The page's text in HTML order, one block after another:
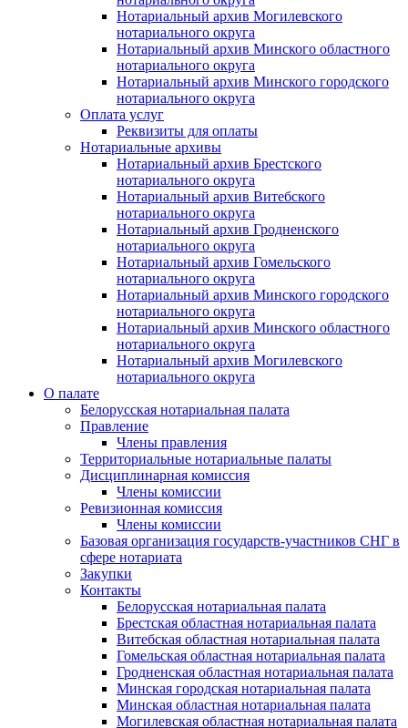
Нотариальный архив Могилевского
нотариального округа
Нотариальный архив Минского областного
нотариального округа
Нотариальный архив Минского городского
нотариального округа
Оплата услуг
Реквизиты для оплаты
Нотариальные архивы
Нотариальный архив Брестского
нотариального округа
Нотариальный архив Витебского
нотариального округа
Нотариальный архив Гродненского
нотариального округа
Нотариальный архив Гомельского
нотариального округа
Нотариальный архив Минского городского
нотариального округа
Нотариальный архив Минского областного
нотариального округа
Нотариальный архив Могилевского
нотариального округа
О палате
Белорусская нотариальная палата
Правление
Члены правления
Территориальные нотариальные палаты
Дисциплинарная комиссия
Члены комиссии
Ревизионная комиссия
Члены комиссии
Базовая организация государств-участников СНГ в
сфере нотариата
Закупки
Контакты
Белорусская нотариальная палата
Брестская областная нотариальная палата
Витебская областная нотариальная палата
Гомельская областная нотариальная палата
Гродненская областная нотариальная палата
Минская городская нотариальная палата
Минская областная нотариальная палата
Могилевская областная нотариальная палата